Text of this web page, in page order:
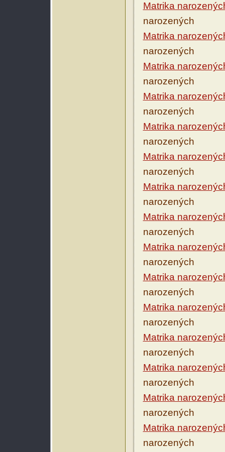
Matrika
narozených
Matrika
narozených
Matrika
narozených
Matrika
narozených
Matrika
narozených
Matrika
narozených
Matrika
narozených
Matrika
narozených
Matrika
narozených
Matrika
narozených
Matrika
narozených
Matrika
narozených
Matrika
narozených
Matrika
narozených
Matrika
narozených